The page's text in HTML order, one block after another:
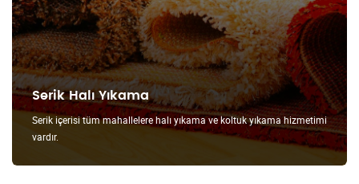
Serik Halı Yıkama
Serik içerisi tüm mahallelere halı yıkama ve koltuk yıkama hizmetimi
vardır.